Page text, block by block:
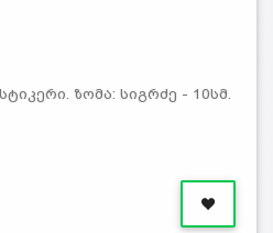
ზომა: სიგრძე - 10სმ.